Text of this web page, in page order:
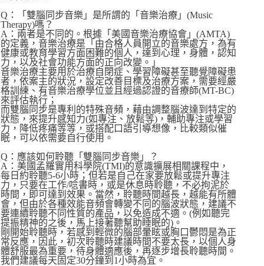
Q：「雙腦同步音樂」是所謂的「音樂治療」(Music
Therapy)嗎？
A：兩者是不同的。根據「美國音樂治療協會」(AMTA)
的定義，音樂治療是「由合格人員開立的音樂處方，為有
健康或教育學習方面困難的個人，達到心理，身體，認知
力，以及社會功能方面的正向改變。」
音樂治療主要用於治療自閉症、學習障礙甚至聽覺障礙患
者，依案主的狀況，設定改善目標及治療方案，需要經嚴
格訓練、有音樂治療學位並且經過認證的音療師(MT-BC)
來評估執行；
而雙腦同步是專利的特殊音頻，藉由調整腦波達到特定的
狀態，來提升感知力(如專注、放鬆等)，輔助專注或學習
力，降低疼痛等等，或搭配口語引導想像，比較類似催
眠，可以依需要自行使用。
Q：應該如何聆聽「雙腦同步音樂」？
A：美國孟羅實用科學院(TMI)的意識擴展相關課程中，
每日約聆聽5-6小時；但若是自己在家要放鬆或提升專注
力，只要在工作/唸書時，或是休息時聆聽，不必拘泥於
時間，即可達到效果。當然，聆聽時間越長，越能有所體
會，但由於各種效能音頻會轉變不同的腦波狀態，建議不
要連續聆聽不同性質的產品，以免造成不適。(例如聽完
提振精神的之後，馬上接著聽幫助睡眠的)。
剛開始聆聽時，若感到輕微的腦部暈眩或胸口鬱悶是為正
常反應，因此，初次聆聽時建議時間不要太長，以個人身
體舒服最為重要，待身體適應後，再逐步增長聆聽時間。
我們建議每天固定30分鐘到1小時為宜。